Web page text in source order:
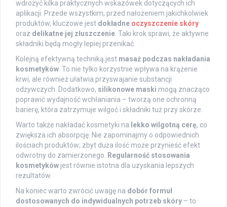
wdrożyć kilka praktycznych wskazówek dotyczących ich
aplikacji. Przede wszystkim, przed nałożeniem jakichkolwiek
produktów, kluczowe jest dokładne oczyszczenie skóry
oraz delikatne jej złuszczenie. Taki krok sprawi, że aktywne
składniki będą mogły lepiej przenikać.
Kolejną efektywną techniką jest masaż podczas nakładania
kosmetyków. To nie tylko korzystnie wpływa na krążenie
krwi, ale również ułatwia przyswajanie substancji
odżywczych. Dodatkowo, silikonowe maski mogą znacząco
poprawić wydajność wchłaniania – tworzą one ochronną
barierę, która zatrzymuje wilgoć i składniki tuż przy skórze.
Warto także nakładać kosmetyki na lekko wilgotną cerę, co
zwiększa ich absorpcję. Nie zapominajmy o odpowiednich
ilościach produktów; zbyt duża ilość może przynieść efekt
odwrotny do zamierzonego. Regularność stosowania
kosmetyków jest równie istotna dla uzyskania lepszych
rezultatów.
Na koniec warto zwrócić uwagę na dobór formuł
dostosowanych do indywidualnych potrzeb skóry – to